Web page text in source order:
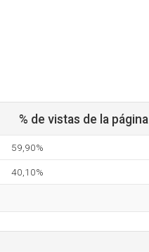
% de vistas de la página
59,90%
40,10%